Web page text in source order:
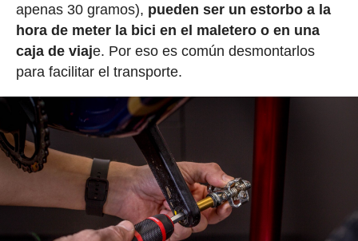
apenas 30 gramos), pueden ser un estorbo a la
hora de meter la bici en el maletero o en una
caja de viaje. Por eso es común desmontarlos
para facilitar el transporte.